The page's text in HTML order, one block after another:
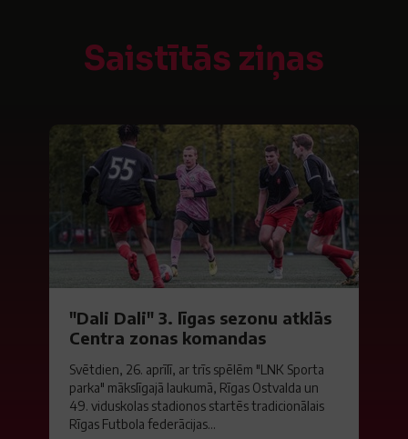
Saistītās ziņas
"Dali Dali" 3. līgas sezonu atklās
Centra zonas komandas
Svētdien, 26. aprīlī, ar trīs spēlēm "LNK Sporta
parka" mākslīgajā laukumā, Rīgas Ostvalda un
49. viduskolas stadionos startēs tradicionālais
Rīgas Futbola federācijas...